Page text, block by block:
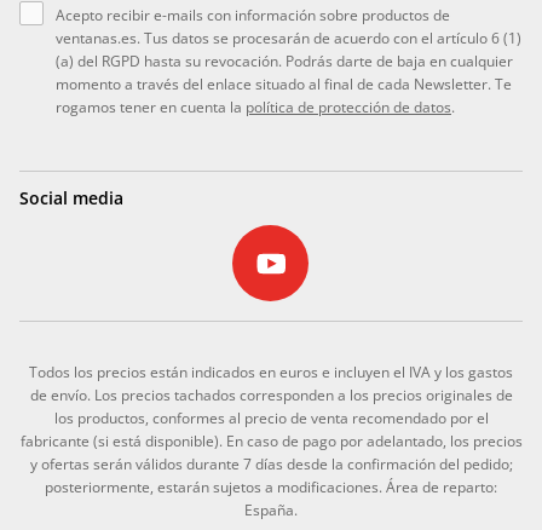
Acepto recibir e-mails con información sobre productos de
ventanas.es. Tus datos se procesarán de acuerdo con el artículo 6 (1)
(a) del RGPD hasta su revocación. Podrás darte de baja en cualquier
momento a través del enlace situado al final de cada Newsletter. Te
rogamos tener en cuenta la política de protección de datos.
Social media
Todos los precios están indicados en euros e incluyen el IVA y los gastos
de envío. Los precios tachados corresponden a los precios originales de
los productos, conformes al precio de venta recomendado por el
fabricante (si está disponible). En caso de pago por adelantado, los precios
y ofertas serán válidos durante 7 días desde la confirmación del pedido;
posteriormente, estarán sujetos a modificaciones. Área de reparto:
España.